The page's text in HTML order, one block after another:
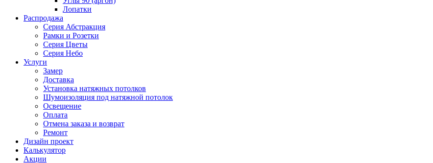
Лопатки
Распродажа
Серия Абстракция
Рамки и Розетки
Серия Цветы
Серия Небо
Услуги
Замер
Доставка
Установка натяжных потолков
Шумоизоляция под натяжной потолок
Освещение
Оплата
Отмена заказа и возврат
Ремонт
Дизайн проект
Калькулятор
Акции